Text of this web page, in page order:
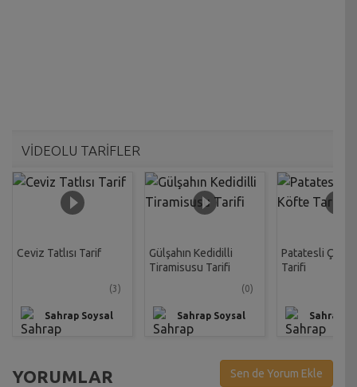
VİDEOLU TARİFLER
Ceviz Tatlısı Tarif
(3)
Sahrap Soysal
Gülşahın Kedidilli
Tiramisusu Tarifi
(0)
Sahrap Soysal
Patatesli Çıtır
Tarifi
Sahrap
YORUMLAR Sen de Yorum Ekle